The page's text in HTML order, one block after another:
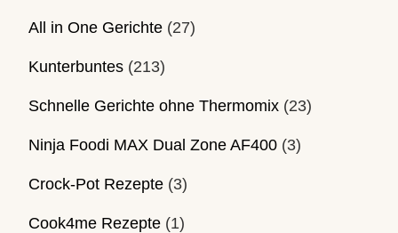
All in One Gerichte (27)
Kunterbuntes (213)
Schnelle Gerichte ohne Thermomix (23)
Ninja Foodi MAX Dual Zone AF400 (3)
Crock-Pot Rezepte (3)
Cook4me Rezepte (1)